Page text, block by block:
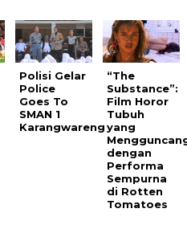
Polisi Gelar
Police
Goes To
SMAN 1
Karangwareng
“The
Substance”:
Film Horor
Tubuh
yang
dengan
Performa
Sempurna
di Rotten
Tomatoes